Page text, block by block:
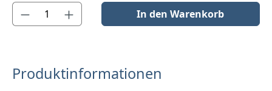
Produkt Anzahl: Gib den gewünschten Wert ein oder benutze
In den Warenkorb
Produktinformationen